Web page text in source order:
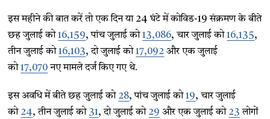
इस महीने की बात करें तो एक दिन या 24 घंटे में कोविड-19 संक्रमण के बीते
छह जुलाई को16,159, पांच जुलाई को13,086, चार जुलाई को16,135,
तीन जुलाई को16,103, दो जुलाई को17,092 और एक जुलाई
को17,070 नए मामले दर्ज किए गए थे.
इस अवधि में बीते छह जुलाई को 28, पांच जुलाई को19, चार जुलाई
को 24, तीन जुलाई को 31, दो जुलाई को 29 और एक जुलाई को 23 लोगों